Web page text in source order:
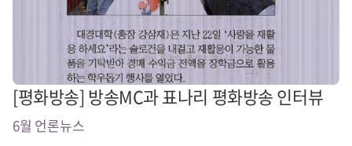
[평화방송] 방송MC과 표나리 평화방송 인터뷰
6월 언론뉴스